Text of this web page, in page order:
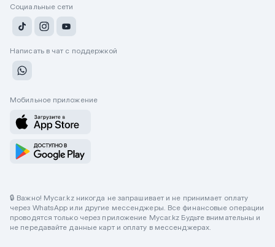
Социальные сети
Написать в чат с поддержкой
Мобильное приложение
🔒 Важно! Mycar.kz никогда не запрашивает и не принимает оплату
через WhatsApp или другие мессенджеры. Все финансовые операции
проводятся только через приложение Mycar.kz Будьте внимательны и
не передавайте данные карт и оплату в мессенджерах.